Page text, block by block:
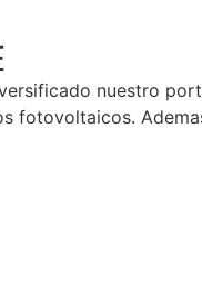
nuestro
fotovoltaicos.